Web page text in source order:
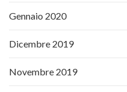
Gennaio 2020
Dicembre 2019
Novembre 2019